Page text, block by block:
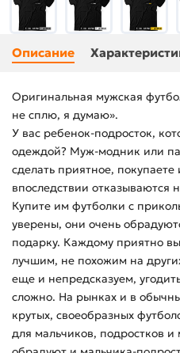
Описание
Оригинальная мужская
не сплю, я думаю».
У вас ребенок-подросток,
одеждой? Муж-модник или
сделать приятное,
впоследствии отказываются
Купите им футболки с
уверены, они очень
подарку. Каждому приятно
лучшим, не похожим на
еще и непредсказуем,
сложно. На рынках и в
крутых, своеобразных
для мальчиков, подростков